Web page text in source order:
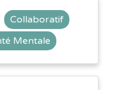
Collaboratif
Mentale